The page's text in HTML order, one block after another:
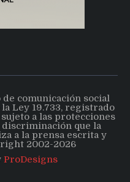
comunicación social
Ley 19.733, registrado
a las protecciones
que la
a la prensa escrita y
2002-2026
ProDesigns